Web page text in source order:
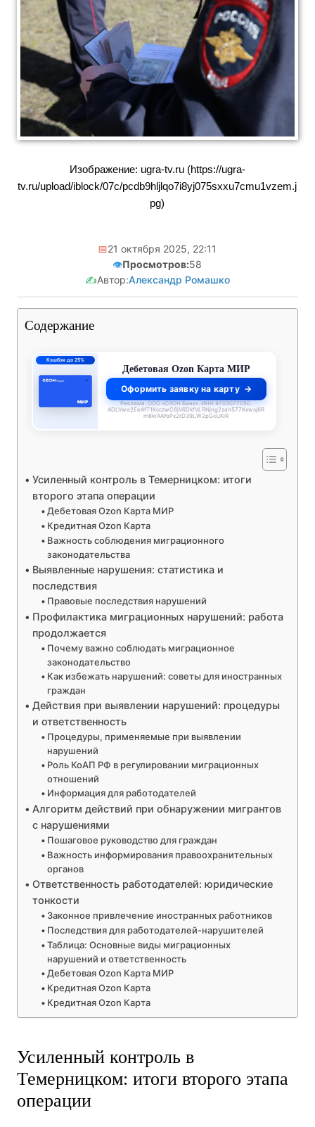
Изображение: ugra-tv.ru (https://ugra-
tv.ru/upload/iblock/07c/pcdb9hljlqo7i8yj075sxxu7cmu1vzem.j
pg)
📅21 октября 2025, 22:11
👁️Просмотров:58
✍️Автор:Александр Ромашко
Содержание
Кэшбэк до 25%
Дебетовая Ozon Карта МИР
Оформить заявку на карту
Реклама. ООО «ОЗОН Банк». ИНН 9703077050.
ADLVwa2EeAfT1KcczwC8jV6DkfVLRNjng2zan577Kxwsj6R
m8krAAYoPx2rD39LW2pGxUKiR
Усиленный контроль в Темерницком: итоги
второго этапа операции
Дебетовая Ozon Карта МИР
Кредитная Ozon Карта
Важность соблюдения миграционного
законодательства
Выявленные нарушения: статистика и
последствия
Правовые последствия нарушений
Профилактика миграционных нарушений: работа
продолжается
Почему важно соблюдать миграционное
законодательство
Как избежать нарушений: советы для иностранных
граждан
Действия при выявлении нарушений: процедуры
и ответственность
Процедуры, применяемые при выявлении
нарушений
Роль КоАП РФ в регулировании миграционных
отношений
Информация для работодателей
Алгоритм действий при обнаружении мигрантов
с нарушениями
Пошаговое руководство для граждан
Важность информирования правоохранительных
органов
Ответственность работодателей: юридические
тонкости
Законное привлечение иностранных работников
Последствия для работодателей-нарушителей
Таблица: Основные виды миграционных
нарушений и ответственность
Дебетовая Ozon Карта МИР
Кредитная Ozon Карта
Кредитная Ozon Карта
Усиленный контроль в
Темерницком: итоги второго этапа
операции